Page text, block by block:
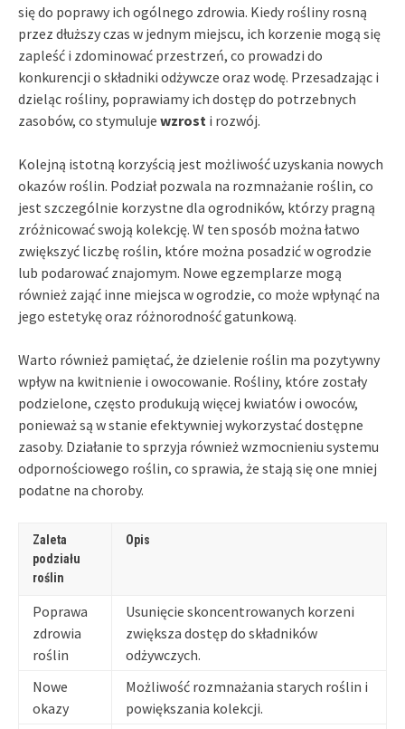
się do poprawy ich ogólnego zdrowia. Kiedy rośliny rosną
przez dłuższy czas w jednym miejscu, ich korzenie mogą się
zapleść i zdominować przestrzeń, co prowadzi do
konkurencji o składniki odżywcze oraz wodę. Przesadzając i
dzieląc rośliny, poprawiamy ich dostęp do potrzebnych
zasobów, co stymuluje wzrost i rozwój.
Kolejną istotną korzyścią jest możliwość uzyskania nowych
okazów roślin. Podział pozwala na rozmnażanie roślin, co
jest szczególnie korzystne dla ogrodników, którzy pragną
zróżnicować swoją kolekcję. W ten sposób można łatwo
zwiększyć liczbę roślin, które można posadzić w ogrodzie
lub podarować znajomym. Nowe egzemplarze mogą
również zająć inne miejsca w ogrodzie, co może wpłynąć na
jego estetykę oraz różnorodność gatunkową.
Warto również pamiętać, że dzielenie roślin ma pozytywny
wpływ na kwitnienie i owocowanie. Rośliny, które zostały
podzielone, często produkują więcej kwiatów i owoców,
ponieważ są w stanie efektywniej wykorzystać dostępne
zasoby. Działanie to sprzyja również wzmocnieniu systemu
odpornościowego roślin, co sprawia, że stają się one mniej
podatne na choroby.
Zaleta
podziału
roślin
Opis
Poprawa
zdrowia
roślin
Usunięcie skoncentrowanych korzeni
zwiększa dostęp do składników
odżywczych.
Nowe
okazy
Możliwość rozmnażania starych roślin i
powiększania kolekcji.